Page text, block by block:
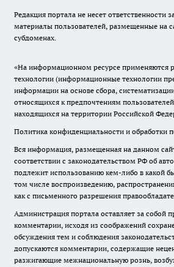
Редакция портала не несет ответственности
материалы пользователей, размещенные на
субдоменах.
«На информационном ресурсе применяются
технологии (информационные технологии
информации на основе сбора,
относящихся к предпочтениям
находящихся на территории Российской
Политика конфиденциальности и обработки
Вся информация, размещенная на данном
соответствии с законодательством РФ об
подлежит использованию кем-либо в какой
том числе воспроизведению,
как с письменного разрешения
Администрация портала оставляет за собой
комментарии, исходя из соображений
обсуждения тем и соблюдения
допускаются комментарии, содержащие
разжигающие межнациональную рознь,